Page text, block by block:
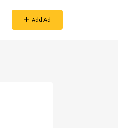
Add Ad